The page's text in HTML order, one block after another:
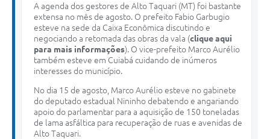
A agenda dos gestores de Alto Taquari (MT) foi bastante
extensa no mês de agosto. O prefeito Fabio Garbugio
esteve na sede da Caixa Econômica discutindo e
negociando a retomada das obras da vala (clique aqui
para mais informações). O vice-prefeito Marco Aurélio
também esteve em Cuiabá cuidando de inúmeros
interesses do município.
No dia 15 de agosto, Marco Aurélio esteve no gabinete
do deputado estadual Nininho debatendo e angariando
apoio do parlamentar para a aquisição de 150 toneladas
de lama asfáltica para recuperação de ruas e avenidas de
Alto Taquari.